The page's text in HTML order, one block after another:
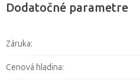
Dodatočné parametre
Záruka:
Cenová hladina: